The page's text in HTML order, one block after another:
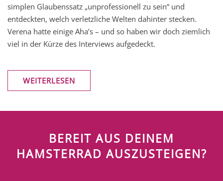
simplen Glaubenssatz „unprofessionell zu sein“ und
entdeckten, welch verletzliche Welten dahinter stecken.
Verena hatte einige Aha’s – und so haben wir doch ziemlich
viel in der Kürze des Interviews aufgedeckt.
WEITERLESEN
BEREIT AUS DEINEM
HAMSTERRAD AUSZUSTEIGEN?